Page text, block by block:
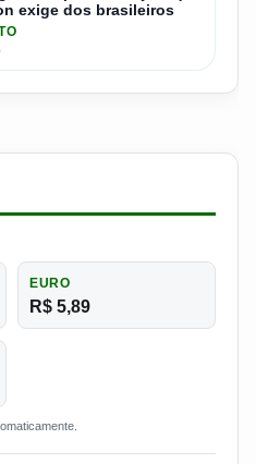
exige dos brasileiros
EURO
R$ 5,89